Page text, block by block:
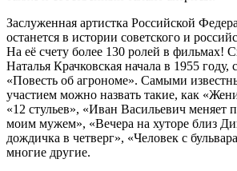
Заслуженная артистка Российской
останется в истории советского и
На её счету более 130 ролей в фильмах!
Наталья Крачковская начала в 1955 году,
«Повесть об агрономе». Самыми
участием можно назвать такие, как
«12 стульев», «Иван Васильевич меняет
моим мужем», «Вечера на хуторе близ
дождичка в четверг», «Человек с
многие другие.